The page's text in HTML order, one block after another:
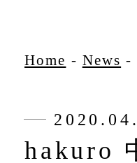
Home - News -
hakuro